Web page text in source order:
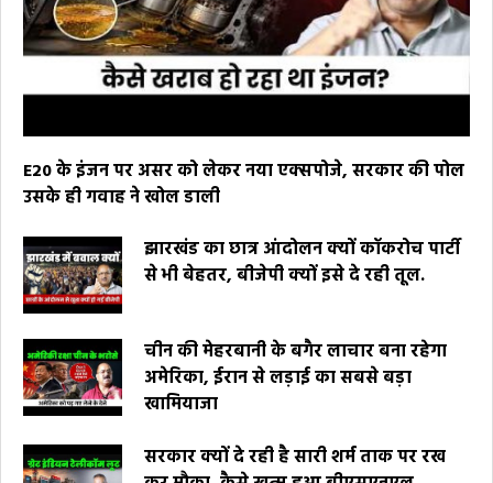
E20 के इंजन पर असर को लेकर नया एक्सपोजे, सरकार की पोल
उसके ही गवाह ने खोल डाली
झारखंड का छात्र आंदोलन क्यों कॉकरोच पार्टी
से भी बेहतर, बीजेपी क्यों इसे दे रही तूल.
चीन की मेहरबानी के बगैर लाचार बना रहेगा
अमेरिका, ईरान से लड़ाई का सबसे बड़ा
खामियाजा
सरकार क्यों दे रही है सारी शर्म ताक पर रख